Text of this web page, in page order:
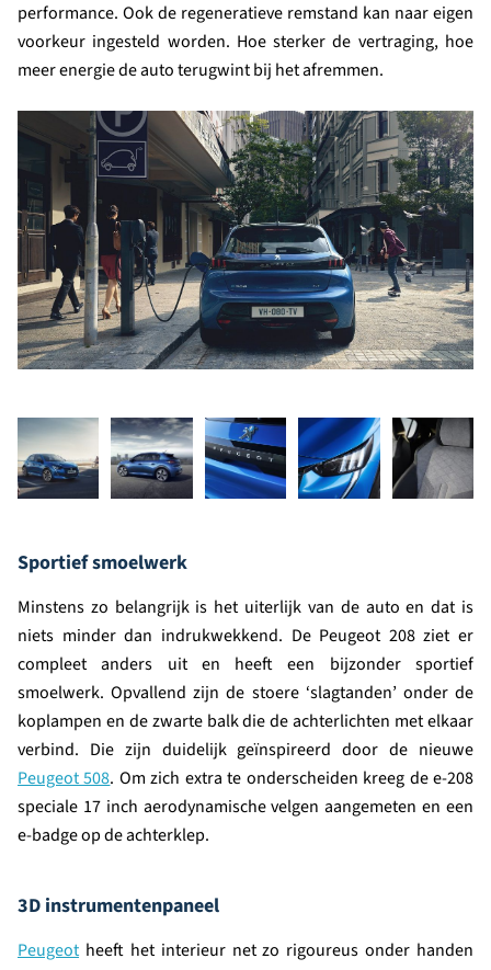
performance. Ook de regeneratieve remstand kan naar eigen
voorkeur ingesteld worden. Hoe sterker de vertraging, hoe
meer energie de auto terugwint bij het afremmen.
Sportief smoelwerk
Minstens zo belangrijk is het uiterlijk van de auto en dat is
niets minder dan indrukwekkend. De Peugeot 208 ziet er
compleet anders uit en heeft een bijzonder sportief
smoelwerk. Opvallend zijn de stoere ‘slagtanden’ onder de
koplampen en de zwarte balk die de achterlichten met elkaar
verbind. Die zijn duidelijk geïnspireerd door de nieuwe
Peugeot 508. Om zich extra te onderscheiden kreeg de e-208
speciale 17 inch aerodynamische velgen aangemeten en een
e-badge op de achterklep.
3D instrumentenpaneel
Peugeot heeft het interieur net zo rigoureus onder handen